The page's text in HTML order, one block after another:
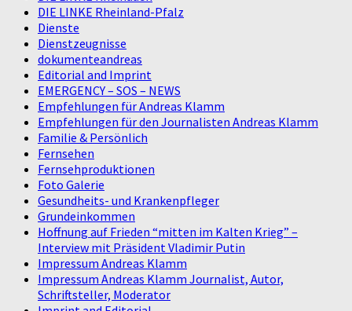
DIE LINKE Rheinland-Pfalz
Dienste
Dienstzeugnisse
dokumenteandreas
Editorial and Imprint
EMERGENCY – SOS – NEWS
Empfehlungen für Andreas Klamm
Empfehlungen für den Journalisten Andreas Klamm
Familie & Persönlich
Fernsehen
Fernsehproduktionen
Foto Galerie
Gesundheits- und Krankenpfleger
Grundeinkommen
Hoffnung auf Frieden “mitten im Kalten Krieg” –
Interview mit Präsident Vladimir Putin
Impressum Andreas Klamm
Impressum Andreas Klamm Journalist, Autor,
Schriftsteller, Moderator